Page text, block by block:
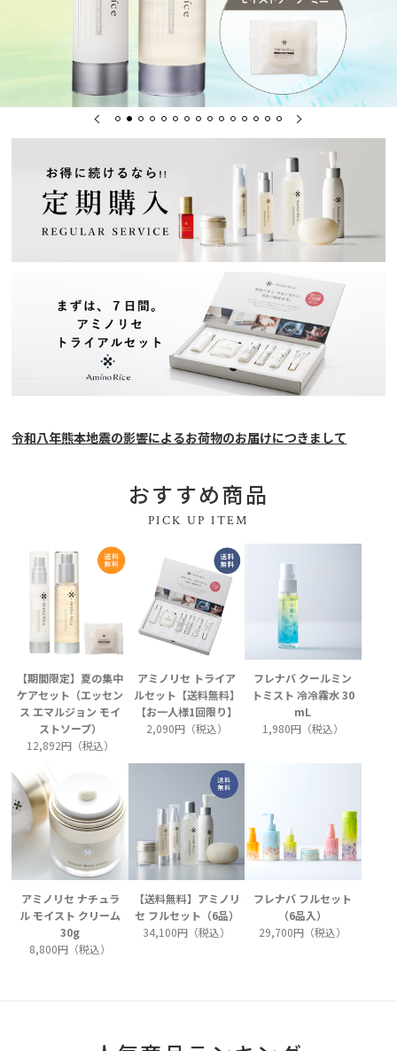
令和八年熊本地震の影響によるお荷物のお届けにつきまして
おすすめ商品
PICK UP ITEM
【期間限定】夏の集中
ケアセット（エッセン
ス エマルジョン モイ
ストソープ）
12,892円（税込）
アミノリセ トライア
ルセット【送料無料】
【お一人様1回限り】
2,090円（税込）
フレナバ クールミン
トミスト 冷冷霧水 30
mL
1,980円（税込）
アミノリセ ナチュラ
ル モイスト クリーム
30g
8,800円（税込）
【送料無料】アミノリ
セ フルセット（6品）
34,100円（税込）
フレナバ フルセット
（6品入）
29,700円（税込）